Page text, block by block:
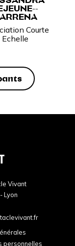
Courte
Echelle
Vivant
Lyon
personnelles